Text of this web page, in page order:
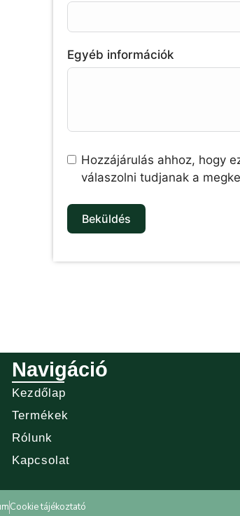
Egyéb információk
Hozzájárulás ahhoz, hogy
válaszolni tudjanak a
Beküldés
Navigáció
Kezdőlap
Termékek
Rólunk
Kapcsolat
Cookie tájékoztató